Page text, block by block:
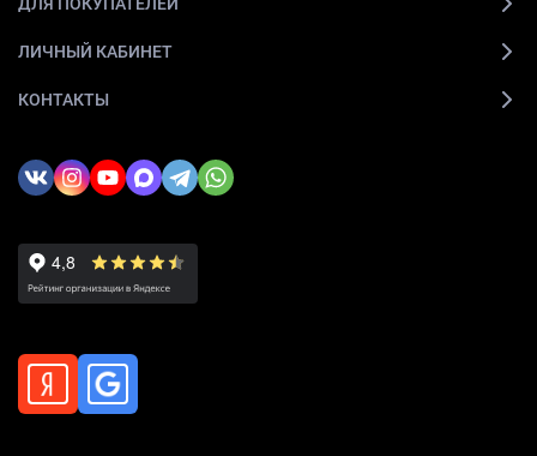
ЛИЧНЫЙ КАБИНЕТ
КОНТАКТЫ